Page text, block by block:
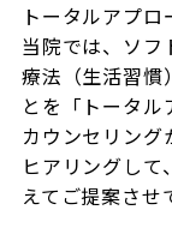
トータルアプロ
当院では、ソフ
療法（生活習慣
とを「トータル
カウンセリング
ヒアリングし
えてご提案させ